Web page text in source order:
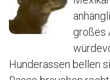
großes
Hunderassen bellen